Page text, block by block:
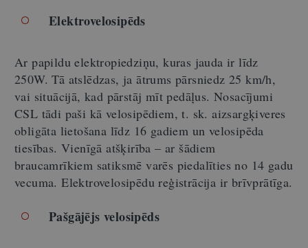
Elektrovelosipēds
Ar papildu elektropiedziņu, kuras jauda ir līdz
250W. Tā atslēdzas, ja ātrums pārsniedz 25 km/h,
vai situācijā, kad pārstāj mīt pedāļus. Nosacījumi
CSL tādi paši kā velosipēdiem, t. sk. aizsargķiveres
obligāta lietošana līdz 16 gadiem un velosipēda
tiesības. Vienīgā atšķirība – ar šādiem
braucamrīkiem satiksmē varēs piedalīties no 14 gadu
vecuma. Elektrovelosipēdu reģistrācija ir brīvprātīga.
Pašgājējs velosipēds